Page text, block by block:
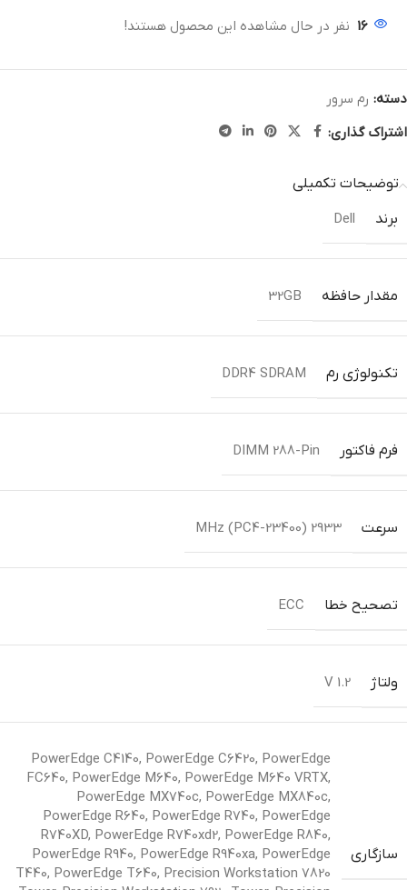
16 نفر در حال مشاهده این محصول هستند!
دسته: رم سرور
اشتراک گذاری:
توضیحات تکمیلی
برند
Dell
مقدار حافظه 32GB
تکنولوژی رم DDR4 SDRAM
فرم فاکتور DIMM 288-Pin
سرعت 2933 MHz (PC4-23400)
تصحیح خطا ECC
ولتاژ 1.2 V
سازگاری
PowerEdge C4140, PowerEdge C6420, PowerEdge
FC640, PowerEdge M640, PowerEdge M640 VRTX,
PowerEdge MX740c, PowerEdge MX840c,
PowerEdge R640, PowerEdge R740, PowerEdge
R740XD, PowerEdge R740xd2, PowerEdge R840,
PowerEdge R940, PowerEdge R940xa, PowerEdge
T440, PowerEdge T640, Precision Workstation 7820